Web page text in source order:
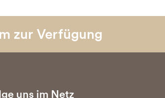
zur Verfügung
uns im Netz